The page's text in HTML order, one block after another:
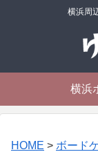
横浜周
横浜
HOME > ボード